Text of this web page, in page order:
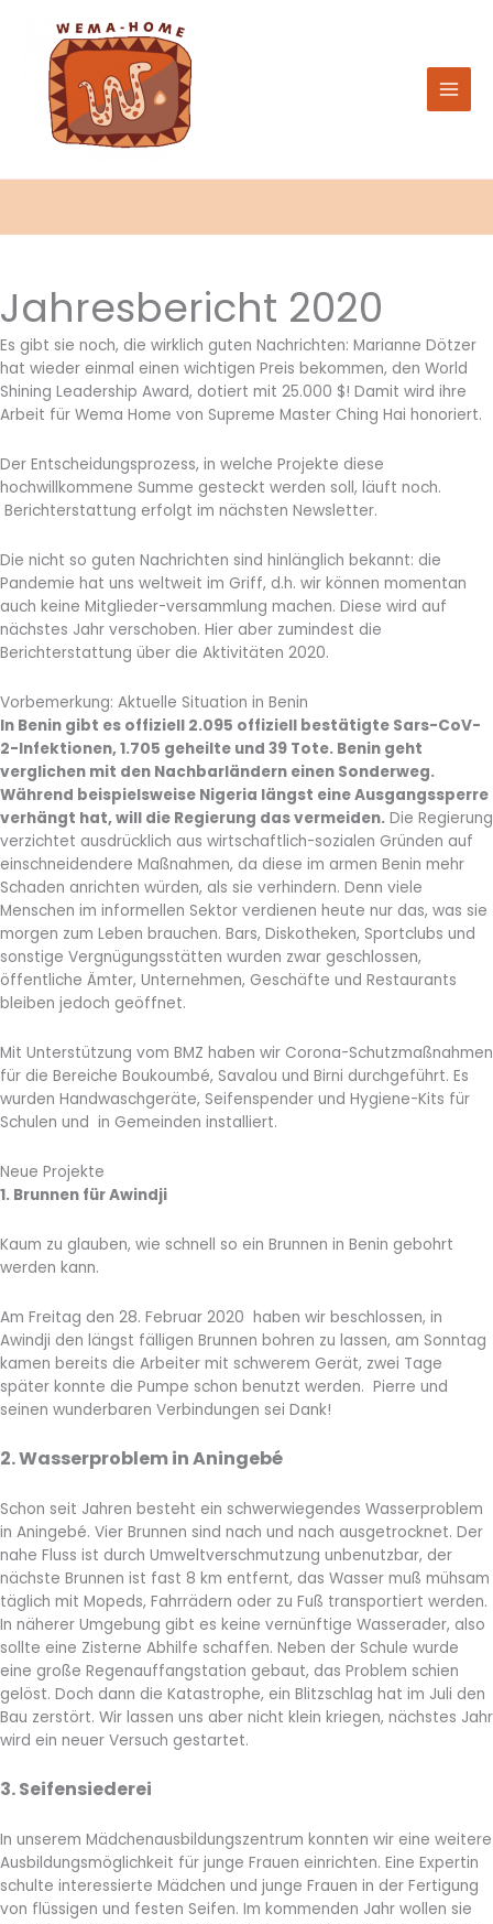
springen
Jahresbericht 2020
Es gibt sie noch, die wirklich guten Nachrichten: Marianne Dötzer
hat wieder einmal einen wichtigen Preis bekommen, den World
Shining Leadership Award, dotiert mit 25.000 $! Damit wird ihre
Arbeit für Wema Home von Supreme Master Ching Hai honoriert.
Der Entscheidungsprozess, in welche Projekte diese
hochwillkommene Summe gesteckt werden soll, läuft noch.
Berichterstattung erfolgt im nächsten Newsletter.
Die nicht so guten Nachrichten sind hinlänglich bekannt: die
Pandemie hat uns weltweit im Griff, d.h. wir können momentan
auch keine Mitglieder-versammlung machen. Diese wird auf
nächstes Jahr verschoben. Hier aber zumindest die
Berichterstattung über die Aktivitäten 2020.
Vorbemerkung: Aktuelle Situation in Benin
In Benin gibt es offiziell 2.095 offiziell bestätigte Sars-CoV-
2-Infektionen, 1.705 geheilte und 39 Tote. Benin geht
verglichen mit den Nachbarländern einen Sonderweg.
Während beispielsweise Nigeria längst eine Ausgangssperre
verhängt hat, will die Regierung das vermeiden. Die Regierung
verzichtet ausdrücklich aus wirtschaftlich-sozialen Gründen auf
einschneidendere Maßnahmen, da diese im armen Benin mehr
Schaden anrichten würden, als sie verhindern. Denn viele
Menschen im informellen Sektor verdienen heute nur das, was sie
morgen zum Leben brauchen. Bars, Diskotheken, Sportclubs und
sonstige Vergnügungsstätten wurden zwar geschlossen,
öffentliche Ämter, Unternehmen, Geschäfte und Restaurants
bleiben jedoch geöffnet.
Mit Unterstützung vom BMZ haben wir Corona-Schutzmaßnahmen
für die Bereiche Boukoumbé, Savalou und Birni durchgeführt. Es
wurden Handwaschgeräte, Seifenspender und Hygiene-Kits für
Schulen und in Gemeinden installiert.
Neue Projekte
1. Brunnen für Awindji
Kaum zu glauben, wie schnell so ein Brunnen in Benin gebohrt
werden kann.
Am Freitag den 28. Februar 2020 haben wir beschlossen, in
Awindji den längst fälligen Brunnen bohren zu lassen, am Sonntag
kamen bereits die Arbeiter mit schwerem Gerät, zwei Tage
später konnte die Pumpe schon benutzt werden. Pierre und
seinen wunderbaren Verbindungen sei Dank!
2. Wasserproblem in Aningebé
Schon seit Jahren besteht ein schwerwiegendes Wasserproblem
in Aningebé. Vier Brunnen sind nach und nach ausgetrocknet. Der
nahe Fluss ist durch Umweltverschmutzung unbenutzbar, der
nächste Brunnen ist fast 8 km entfernt, das Wasser muß mühsam
täglich mit Mopeds, Fahrrädern oder zu Fuß transportiert werden.
In näherer Umgebung gibt es keine vernünftige Wasserader, also
sollte eine Zisterne Abhilfe schaffen. Neben der Schule wurde
eine große Regenauffangstation gebaut, das Problem schien
gelöst. Doch dann die Katastrophe, ein Blitzschlag hat im Juli den
Bau zerstört. Wir lassen uns aber nicht klein kriegen, nächstes Jahr
wird ein neuer Versuch gestartet.
3. Seifensiederei
In unserem Mädchenausbildungszentrum konnten wir eine weitere
Ausbildungsmöglichkeit für junge Frauen einrichten. Eine Expertin
schulte interessierte Mädchen und junge Frauen in der Fertigung
von flüssigen und festen Seifen. Im kommenden Jahr wollen sie